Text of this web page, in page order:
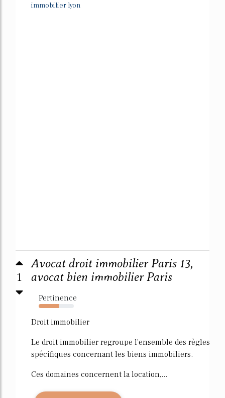
immobilier lyon
1
Avocat droit immobilier Paris 13,
avocat bien immobilier Paris
Pertinence
59%
Droit immobilier
Le droit immobilier regroupe l'ensemble des règles
spécifiques concernant les biens immobiliers.
Ces domaines concernent la location,...